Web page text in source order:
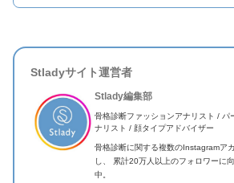
Stladyサイト運営者
Stlady編集部
骨格診断ファッションアナリスト / パ
ナリスト / 顔タイプアドバイザー
骨格診断に関する複数のInstagramア
し、 累計20万人以上のフォロワーに
中。